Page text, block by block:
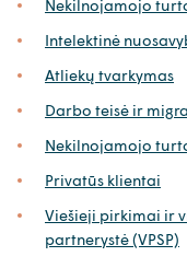
Nekilnojamojo
Intelektinė
Atliekų tvarkymas
Darbo teisė ir
Nekilnojamojo
Privatūs klientai
Viešieji pirkimai ir
partnerystė (VPSP)